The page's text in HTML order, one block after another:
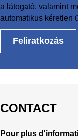
a látogató, valamint
automatikus kéretlen
CONTACT
Pour plus